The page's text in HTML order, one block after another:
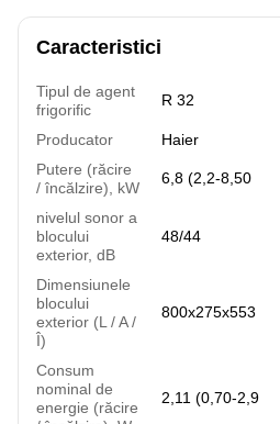
Caracteristici
Tipul de agent
frigorific
R 32
Producator
Haier
Putere (răcire
/ încălzire), kW
6,8 (2,2-8,50
nivelul sonor a
blocului
exterior, dB
48/44
Dimensiunele
blocului
exterior (L / A /
Î)
800x275x553
Consum
nominal de
energie (răcire
2,11 (0,70-2,9